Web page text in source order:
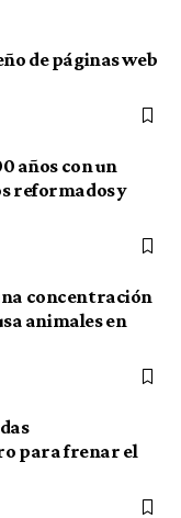
de páginas web
años con un
reformados y
concentración
animales en
para frenar el